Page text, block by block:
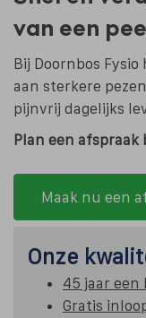
van een
Bij Doornbos
aan sterkere
pijnvrij dagelijks
Plan een afspraak
Maak nu een
Onze
45 jaar een
Gratis